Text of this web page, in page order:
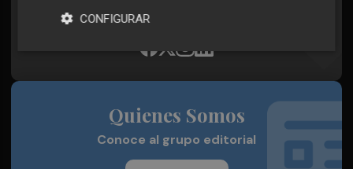
Plaza Podcast, desde cualquier medio
Quienes Somos
Conoce al grupo editorial
CONFIGURAR